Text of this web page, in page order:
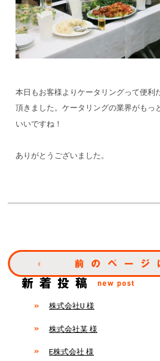
本日もお客様よりケータリングって便利
頂きました。ケータリングの業界がもっ
いいですね！
ありがとうございました。
株式会社U 様
株式会社某 様
E株式会社 様